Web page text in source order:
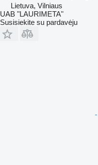
Lietuva, Vilniaus
UAB "LAURIMETA"
Susisiekite su pardavėju